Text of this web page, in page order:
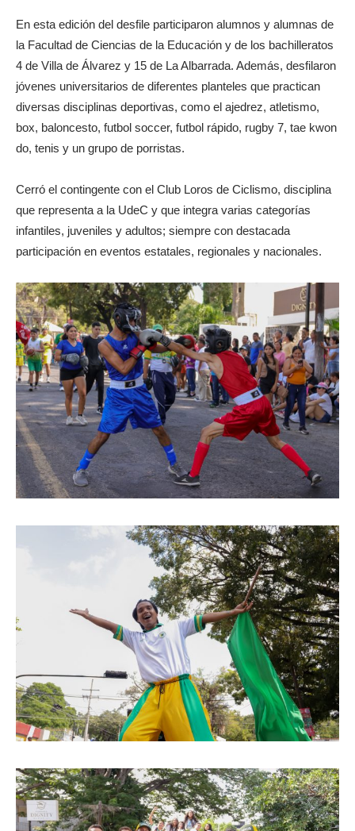
En esta edición del desfile participaron alumnos y alumnas de
la Facultad de Ciencias de la Educación y de los bachilleratos
4 de Villa de Álvarez y 15 de La Albarrada. Además, desfilaron
jóvenes universitarios de diferentes planteles que practican
diversas disciplinas deportivas, como el ajedrez, atletismo,
box, baloncesto, futbol soccer, futbol rápido, rugby 7, tae kwon
do, tenis y un grupo de porristas.
Cerró el contingente con el Club Loros de Ciclismo, disciplina
que representa a la UdeC y que integra varias categorías
infantiles, juveniles y adultos; siempre con destacada
participación en eventos estatales, regionales y nacionales.